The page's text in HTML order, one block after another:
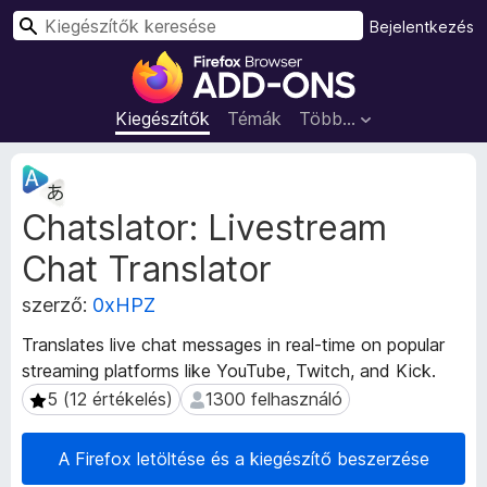
F
r
e
x
b
ö
é
s
z
ő
k
i
Kiegészítők Témák Több…
Bejelentkezés
K
Chatslator: Livestream
Chat Translator
szerző: 0xHPZ
Translates live chat messages in real-time on popular
streaming platforms like YouTube, Twitch, and Kick.
5 (12 értékelés)
5 (12 értékelés) 1300 felhasználó
1300 felhasználó
A Firefox letöltése és a kiegészítő beszerzése
K
i
e
g
é
s
z
í
t
ő
m